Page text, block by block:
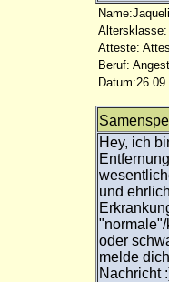
Altersklasse:
Atteste:
Beruf:
Hey, ich
und
oder
melde
Nachricht